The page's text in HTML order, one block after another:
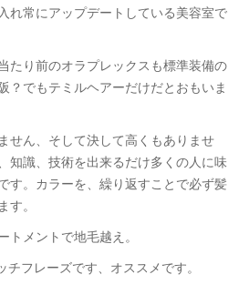
れ常にアップデートしている美容室で
たり前のオラプレックスも標準装備の
？でもテミルヘアーだけだとおもいま
せん、そして決して高くもありませ
知識、技術を出来るだけ多くの人に味
す。カラーを、繰り返すことで必ず髪
す。
トメントで地毛越え。
チフレーズです、オススメです。